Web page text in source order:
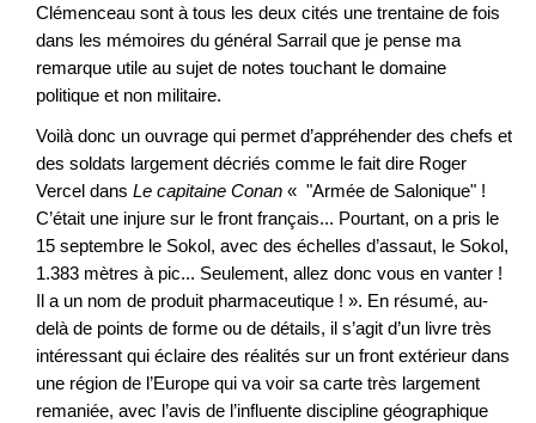
Clémenceau sont à tous les deux cités une trentaine de fois
dans les mémoires du général Sarrail que je pense ma
remarque utile au sujet de notes touchant le domaine
politique et non militaire.
Voilà donc un ouvrage qui permet d’appréhender des chefs et
des soldats largement décriés comme le fait dire Roger
Vercel dans Le capitaine Conan « "Armée de Salonique" !
C’était une injure sur le front français... Pourtant, on a pris le
15 septembre le Sokol, avec des échelles d’assaut, le Sokol,
1.383 mètres à pic... Seulement, allez donc vous en vanter !
Il a un nom de produit pharmaceutique ! ». En résumé, au-
delà de points de forme ou de détails, il s’agit d’un livre très
intéressant qui éclaire des réalités sur un front extérieur dans
une région de l’Europe qui va voir sa carte très largement
remaniée, avec l’avis de l’influente discipline géographique